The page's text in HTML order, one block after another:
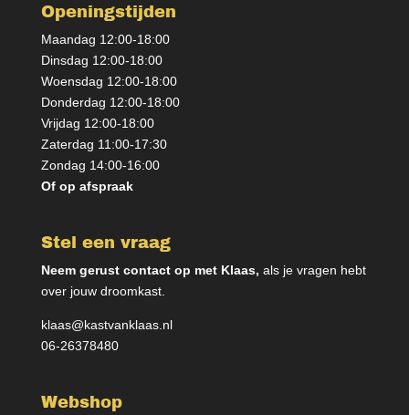
Openingstijden
Maandag 12:00-18:00
Dinsdag 12:00-18:00
Woensdag 12:00-18:00
Donderdag 12:00-18:00
Vrijdag 12:00-18:00
Zaterdag 11:00-17:30
Zondag 14:00-16:00
Of op afspraak
Stel een vraag
Neem gerust contact op met Klaas, als je vragen hebt
over jouw droomkast.
klaas@kastvanklaas.nl
06-26378480
Webshop